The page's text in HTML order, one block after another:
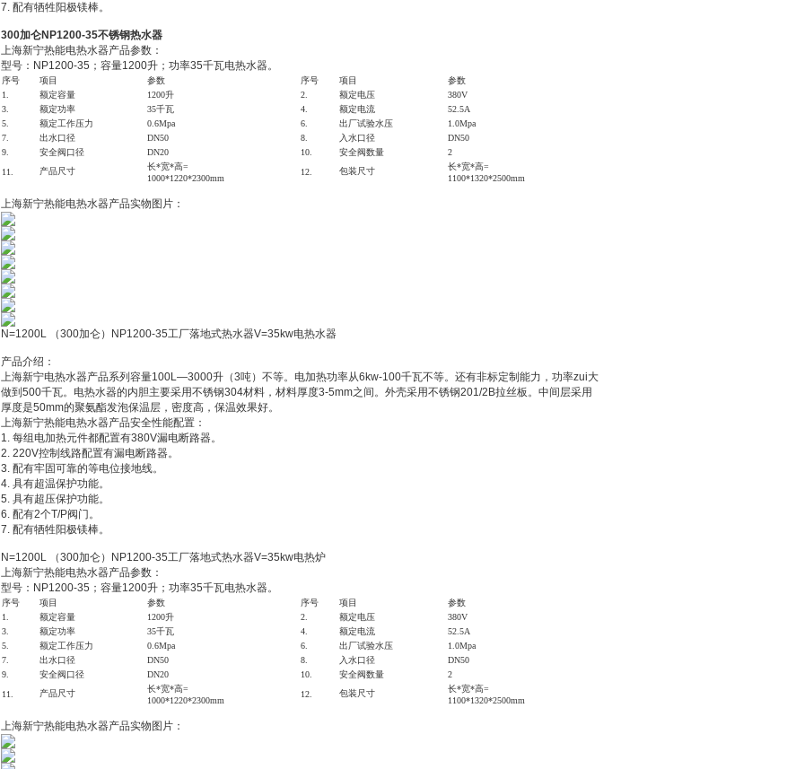
7. 配有牺牲阳极镁棒。
300加仑NP1200-35不锈钢热水器
上海新宁热能电热水器产品参数：
型号：NP1200-35；容量1200升；功率35千瓦电热水器。
序号 项目 参数 序号 项目
参数
1.
额定容量 1200升 2. 额定电压
380V
3.
额定功率 35千瓦 4. 额定电流
52.5A
5.
额定工作压力 0.6Mpa 6. 出厂试验水压
1.0Mpa
7.
出水口径 DN50 8. 入水口径 DN50
9.
安全阀口径 DN20 10. 安全阀数量
2
11.
产品尺寸 长*宽*高=
1000*1220*2300mm
12. 包装尺寸
长*宽*高=
1100*1320*2500mm
上海新宁热能电热水器产品实物图片：
N=1200L （300加仑）NP1200-35工厂落地式热水器V=35kw电热水器
产品介绍：
上海新宁电热水器产品系列容量100L—3000升（3吨）不等。电加热功率从6kw-100千瓦不等。还有非标定制能力，功率zui大
做到500千瓦。电热水器的内胆主要采用不锈钢304材料，材料厚度3-5mm之间。外壳采用不锈钢201/2B拉丝板。中间层采用
厚度是50mm的聚氨酯发泡保温层，密度高，保温效果好。
上海新宁热能电热水器产品安全性能配置：
1. 每组电加热元件都配置有380V漏电断路器。
2. 220V控制线路配置有漏电断路器。
3. 配有牢固可靠的等电位接地线。
4. 具有超温保护功能。
5. 具有超压保护功能。
6. 配有2个T/P阀门。
7. 配有牺牲阳极镁棒。
N=1200L （300加仑）NP1200-35工厂落地式热水器V=35kw电热炉
上海新宁热能电热水器产品参数：
型号：NP1200-35；容量1200升；功率35千瓦电热水器。
序号 项目 参数 序号 项目
参数
1.
额定容量 1200升 2. 额定电压
380V
3.
额定功率 35千瓦 4. 额定电流
52.5A
5.
额定工作压力 0.6Mpa 6. 出厂试验水压
1.0Mpa
7.
出水口径 DN50 8. 入水口径 DN50
9.
安全阀口径 DN20 10. 安全阀数量
2
11.
产品尺寸 长*宽*高=
1000*1220*2300mm
12. 包装尺寸
长*宽*高=
1100*1320*2500mm
上海新宁热能电热水器产品实物图片：